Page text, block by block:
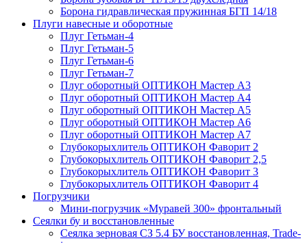
Борона гидравлическая пружинная БГП 14/18
Плуги навесные и оборотные
Плуг Гетьман-4
Плуг Гетьман-5
Плуг Гетьман-6
Плуг Гетьман-7
Плуг оборотный ОПТИКОН Мастер А3
Плуг оборотный ОПТИКОН Мастер А4
Плуг оборотный ОПТИКОН Мастер А5
Плуг оборотный ОПТИКОН Мастер А6
Плуг оборотный ОПТИКОН Мастер А7
Глубокорыхлитель ОПТИКОН Фаворит 2
Глубокорыхлитель ОПТИКОН Фаворит 2,5
Глубокорыхлитель ОПТИКОН Фаворит 3
Глубокорыхлитель ОПТИКОН Фаворит 4
Погрузчики
Мини-погрузчик «Муравей 300» фронтальный
Сеялки бу и восстановленные
Сеялка зерновая СЗ 5.4 БУ восстановленная, Trade-